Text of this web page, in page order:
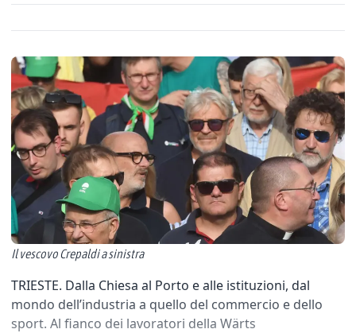
Il vescovo Crepaldi a sinistra
TRIESTE. Dalla Chiesa al Porto e alle istituzioni, dal
mondo dell’industria a quello del commercio e dello
sport. Al fianco dei lavoratori della Wärts